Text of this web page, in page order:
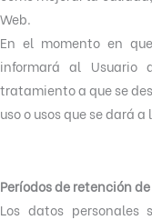
Web.
En el momento en
informará al Usuario
tratamiento a que se
uso o usos que se dará
Períodos de retención
Los datos personales